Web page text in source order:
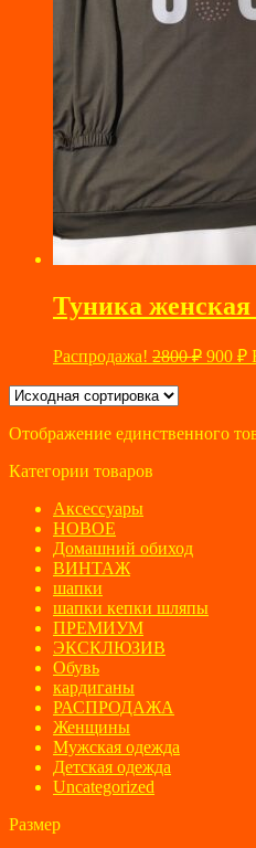
Туника
Распродажа! 2800₽ 900 ₽
Отображение единственного
Категории товаров
Аксессуары
НОВОЕ
Домашний обиход
ВИНТАЖ
шапки
шапки кепки шляпы
ПРЕМИУМ
ЭКСКЛЮЗИВ
Обувь
кардиганы
РАСПРОДАЖА
Женщины
Мужская одежда
Детская одежда
Uncategorized
Размер